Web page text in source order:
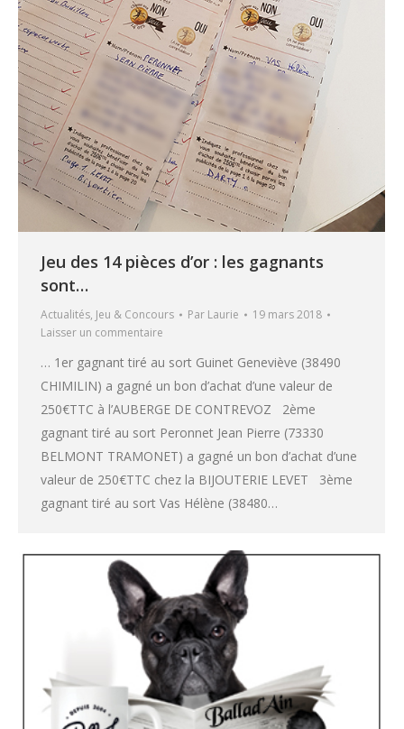
Jeu des 14 pièces d’or : les gagnants
sont…
Actualités, Jeu & Concours Par Laurie
19 mars 2018
Laisser un commentaire
… 1er gagnant tiré au sort Guinet Geneviève (38490
CHIMILIN) a gagné un bon d’achat d’une valeur de
250€TTC à l’AUBERGE DE CONTREVOZ 2ème
gagnant tiré au sort Peronnet Jean Pierre (73330
BELMONT TRAMONET) a gagné un bon d’achat d’une
valeur de 250€TTC chez la BIJOUTERIE LEVET 3ème
gagnant tiré au sort Vas Hélène (38480…